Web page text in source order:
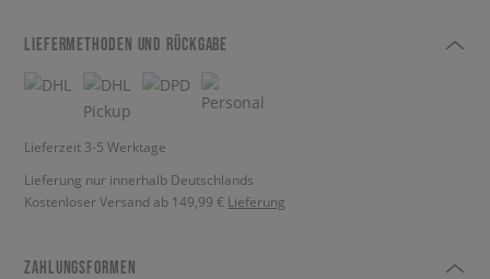
LIEFERMETHODEN UND RÜCKGABE
Lieferzeit 3-5 Werktage
Lieferung nur innerhalb Deutschlands
Kostenloser Versand ab 149,99 € Lieferung
ZAHLUNGSFORMEN